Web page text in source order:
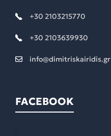
+30 2103215770
+30 2103639930
info@dimitriskairidis.gr
FACEBOOK